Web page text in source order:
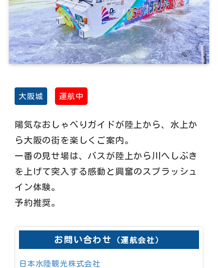
大阪城 運航中
陽気なおしゃべりガイドが陸上から、水上か
ら大阪の街を楽しくご案内。
一番の見せ場は、バスが陸上から川へしぶき
を上げて突入する感動と興奮のスプラッシュ
イン体験。
予約推奨。
お問い合わせ （運航会社）
日本水陸観光株式会社